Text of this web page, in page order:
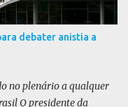
debater anistia a
no plenário a qualquer
O presidente da